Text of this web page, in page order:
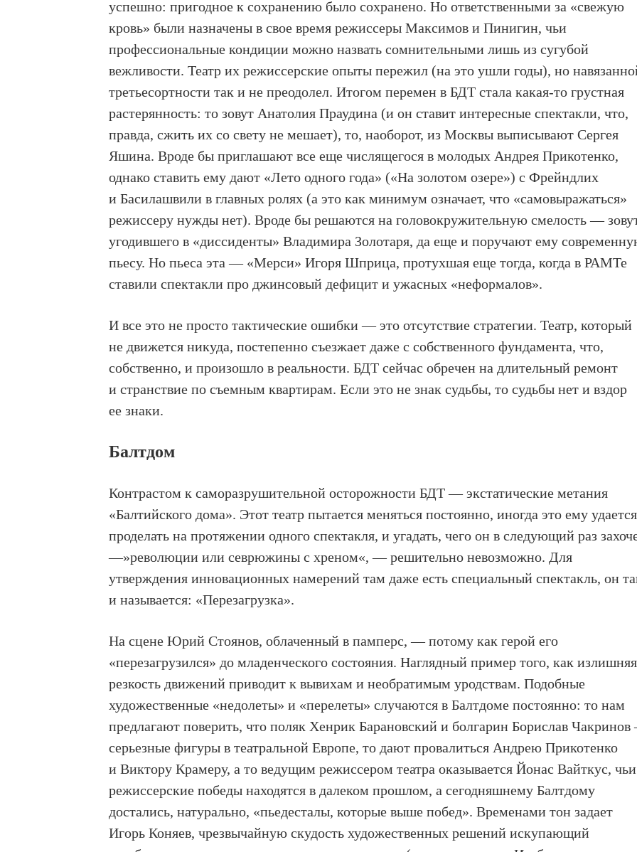
успешно: пригодное к сохранению было сохранено. Но ответственными за «свежую
кровь» были назначены в свое время режиссеры Максимов и Пинигин, чьи
профессиональные кондиции можно назвать сомнительными лишь из сугубой
вежливости. Театр их режиссерские опыты пережил (на это ушли годы), но
третьесортности так и не преодолел. Итогом перемен в БДТ стала какая-то грустная
растерянность: то зовут Анатолия Праудина (и он ставит интересные спектакли, что,
правда, сжить их со свету не мешает), то, наоборот, из Москвы выписывают Сергея
Яшина. Вроде бы приглашают все еще числящегося в молодых Андрея Прикотенко,
однако ставить ему дают «Лето одного года» («На золотом озере») с Фрейндлих
и Басилашвили в главных ролях (а это как минимум означает, что «самовыражаться»
режиссеру нужды нет). Вроде бы решаются на головокружительную смелость —
угодившего в «диссиденты» Владимира Золотаря, да еще и поручают ему
пьесу. Но пьеса эта — «Мерси» Игоря Шприца, протухшая еще тогда, когда в РАМТе
ставили спектакли про джинсовый дефицит и ужасных «неформалов».
И все это не просто тактические ошибки — это отсутствие стратегии. Театр, который
не движется никуда, постепенно съезжает даже с собственного фундамента, что,
собственно, и произошло в реальности. БДТ сейчас обречен на длительный ремонт
и странствие по съемным квартирам. Если это не знак судьбы, то судьбы нет и вздор
ее знаки.
Балтдом
Контрастом к саморазрушительной осторожности БДТ — экстатические метания
«Балтийского дома». Этот театр пытается меняться постоянно, иногда это ему удается
проделать на протяжении одного спектакля, и угадать, чего он в следующий раз
—»революции или севрюжины с хреном«, — решительно невозможно. Для
утверждения инновационных намерений там даже есть специальный спектакль, он
и называется: «Перезагрузка».
На сцене Юрий Стоянов, облаченный в памперс, — потому как герой его
«перезагрузился» до младенческого состояния. Наглядный пример того, как излишняя
резкость движений приводит к вывихам и необратимым уродствам. Подобные
художественные «недолеты» и «перелеты» случаются в Балтдоме постоянно: то нам
предлагают поверить, что поляк Хенрик Барановский и болгарин Борислав
серьезные фигуры в театральной Европе, то дают провалиться Андрею Прикотенко
и Виктору Крамеру, а то ведущим режиссером театра оказывается Йонас Вайткус, чьи
режиссерские победы находятся в далеком прошлом, а сегодняшнему Балтдому
достались, натурально, «пьедесталы, которые выше побед». Временами тон задает
Игорь Коняев, чрезвычайную скудость художественных решений искупающий